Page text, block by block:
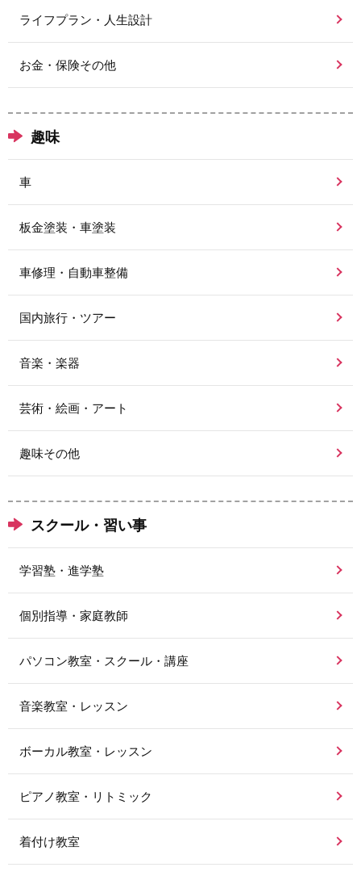
ライフプラン・人生設計
お金・保険その他
趣味
車
板金塗装・車塗装
車修理・自動車整備
国内旅行・ツアー
音楽・楽器
芸術・絵画・アート
趣味その他
スクール・習い事
学習塾・進学塾
個別指導・家庭教師
パソコン教室・スクール・講座
音楽教室・レッスン
ボーカル教室・レッスン
ピアノ教室・リトミック
着付け教室